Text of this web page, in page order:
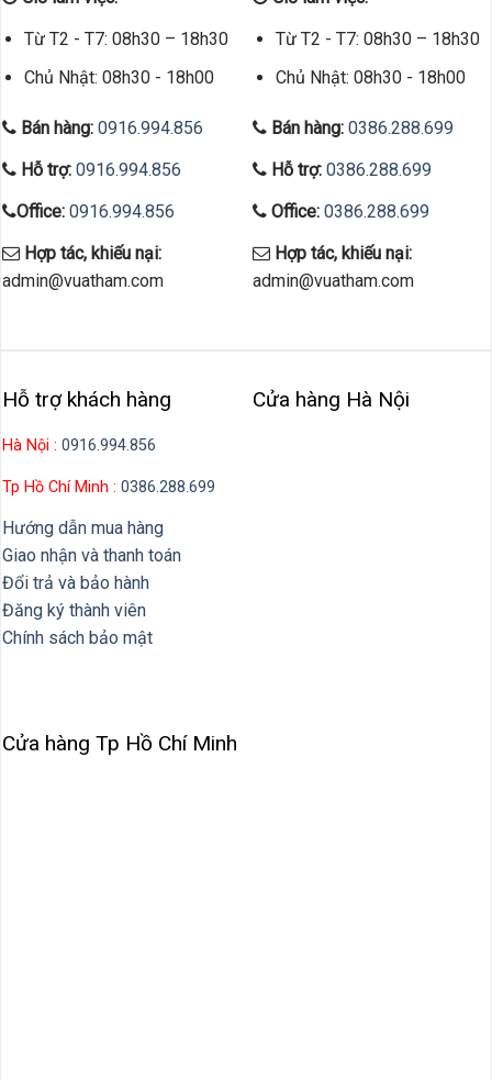
Từ T2 - T7: 08h30 – 18h30
Chủ Nhật: 08h30 - 18h00
Bán hàng: 0916.994.856
Hỗ trợ: 0916.994.856
Office: 0916.994.856
Hợp tác, khiếu nại:
admin@vuatham.com
Từ T2 - T7: 08h30 – 18h30
Chủ Nhật: 08h30 - 18h00
Bán hàng: 0386.288.699
Hỗ trợ: 0386.288.699
Office: 0386.288.699
Hợp tác, khiếu nại:
admin@vuatham.com
Hỗ trợ khách hàng
Hà Nội : 0916.994.856
Tp Hồ Chí Minh : 0386.288.699
Hướng dẫn mua hàng
Giao nhận và thanh toán
Đổi trả và bảo hành
Đăng ký thành viên
Chính sách bảo mật
Cửa hàng Hà Nội
Cửa hàng Tp Hồ Chí Minh